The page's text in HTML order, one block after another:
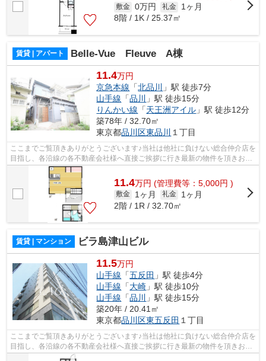
敷金 0万円 礼金
1ヶ月
8階 / 1K / 25.37㎡
賃貸 | アパート Belle-Vue Fleuve A棟
11.4万円
京急本線 「北品川
」駅 徒歩7分
山手線 「品川
」駅 徒歩15分
りんかい線 「天王洲アイル 」駅 徒歩12分
築78年 / 32.70㎡
東京都品川区東品川 １丁目
ここまでご覧頂きありがとうございます♪当社は他社に負けない総合仲介店を
目指し、各沿線の各不動産会社様へ直接ご挨拶に行き最新の物件を頂きお客
様へ提供しております！最新の情報は...
11.4万円 (管理費等：5,000円 )
敷金 1ヶ月 礼金
1ヶ月
2階 / 1R / 32.70㎡
賃貸 | マンション ビラ島津山ビル
11.5万円
山手線 「五反田 」駅 徒歩4分
山手線 「大崎 」駅 徒歩10分
山手線 「品川
」駅 徒歩15分
築20年 / 20.41㎡
東京都品川区東五反田 １丁目
ここまでご覧頂きありがとうございます♪当社は他社に負けない総合仲介店を
目指し、各沿線の各不動産会社様へ直接ご挨拶に行き最新の物件を頂きお客
様へ提供しております！最新の情報は...